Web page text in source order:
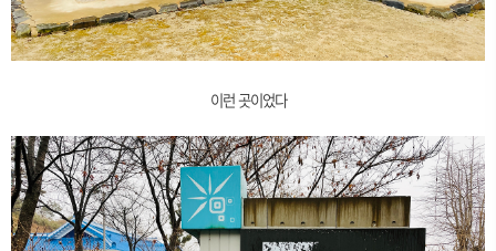
이런 곳이었다